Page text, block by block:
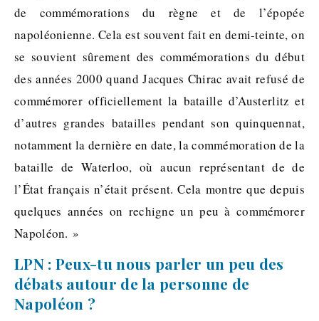
de commémorations du règne et de l’épopée
napoléonienne. Cela est souvent fait en demi-teinte, on
se souvient sûrement des commémorations du début
des années 2000 quand Jacques Chirac avait refusé de
commémorer officiellement la bataille d’Austerlitz et
d’autres grandes batailles pendant son quinquennat,
notamment la dernière en date, la commémoration de la
bataille de Waterloo, où aucun représentant de de
l’État français n’était présent. Cela montre que depuis
quelques années on rechigne un peu à commémorer
Napoléon. »
LPN : Peux-tu nous parler un peu des
débats autour de la personne de
Napoléon ?